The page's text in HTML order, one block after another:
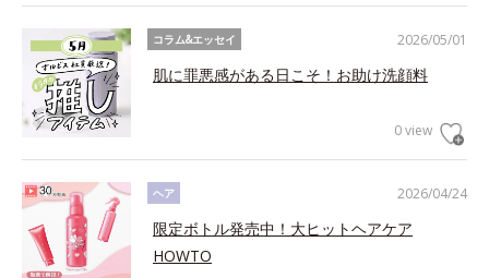
2026/05/01
コラム&エッセイ
肌に罪悪感がある日こそ！お助け洗顔料
0 view
2026/04/24
ヘア
限定ボトル発売中！大ヒットヘアケア
HOWTO